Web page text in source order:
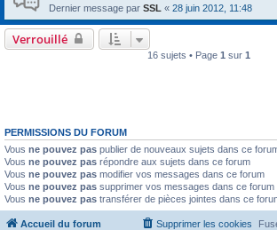
Dernier message par SSL « 28 juin 2012, 11:48
Verrouillé
16 sujets • Page 1 sur 1
PERMISSIONS DU FORUM
Vous ne pouvez pas publier de nouveaux sujets dans ce
Vous ne pouvez pas répondre aux sujets dans ce forum
Vous ne pouvez pas modifier vos messages dans ce forum
Vous ne pouvez pas supprimer vos messages dans ce forum
Vous ne pouvez pas transférer de pièces jointes dans ce
Accueil du forum Supprimer les cookies